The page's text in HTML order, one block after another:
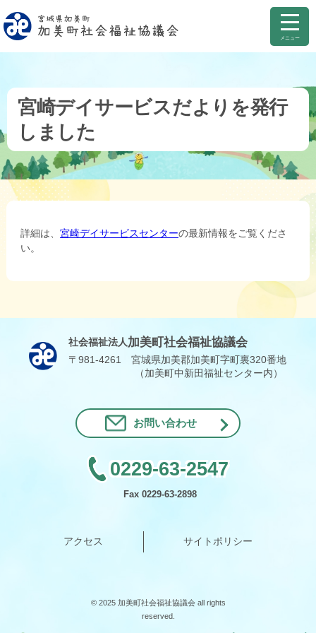
メニュー
宮崎デイサービスだよりを発行
しました
詳細は、 宮崎デイサービスセンターの最新情報をご覧くださ
い。
社会福祉法人 加美町社会福祉協議会
〒981-4261 宮城県加美郡加美町字町裏320番地
（加美町中新田福祉センター内）
お問い合わせ
0229-63-2547
Fax 0229-63-2898
アクセス サイトポリシー
© 2025 加美町社会福祉協議会 all rights
reserved.